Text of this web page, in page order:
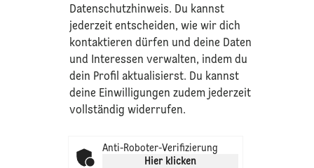
Datenschutzhinweis. Du kannst
jederzeit entscheiden, wie wir dich
kontaktieren dürfen und deine Daten
und Interessen verwalten, indem du
dein Profil aktualisierst. Du kannst
deine Einwilligungen zudem jederzeit
vollständig widerrufen.
Anti-Roboter-Verifizierung
Hier klicken